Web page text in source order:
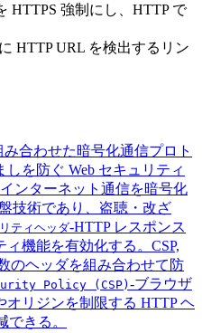
HTTPS 強制にし、HTTP で
HTTP URL を検出するリン
合わせた暗号化通信プロト
を防ぐ Web セキュリティ
インターネット通信を暗号化
技術であり、盗聴・改ざ
ティヘッダ-HTTP レスポンス
機能を有効化する。CSP,
のヘッダを組み合わせて防
Policy (CSP)-ブラウザ
リジンを制限する HTTP ヘ
できる。